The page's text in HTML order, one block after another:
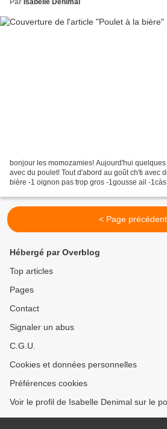
bonjour les momozamies! Aujourd'hui
avec du poulet! Tout d'abord au goût ch'ti avec
bière -1 oignon pas trop gros -1gousse ail -
< Page
Hébergé par Overblog
Top articles
Pages
Contact
Signaler un abus
C.G.U.
Cookies et données personnelles
Préférences cookies
Voir le profil de Isabelle Denimal sur le